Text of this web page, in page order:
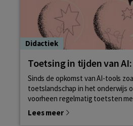
Didactiek
Toetsing in tijden van
Sinds de opkomst van AI-tools
toetslandschap in het onderwijs
voorheen regelmatig toetsten
Lees meer